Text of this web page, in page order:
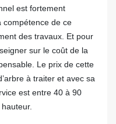
est fortement
compétence de ce
des travaux. Et pour
sur le coût de la
Le prix de cette
à traiter et avec sa
est entre 40 à 90